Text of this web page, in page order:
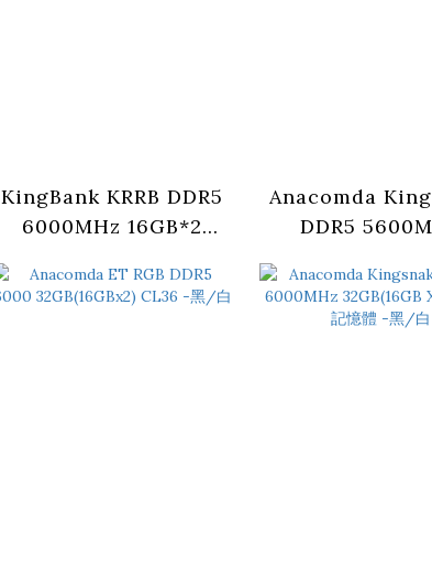
KingBank KRRB DDR5
6000MHz 16GB*2
CL28/30/36 記憶體
Anacomda
DDR5
CL36 記憶